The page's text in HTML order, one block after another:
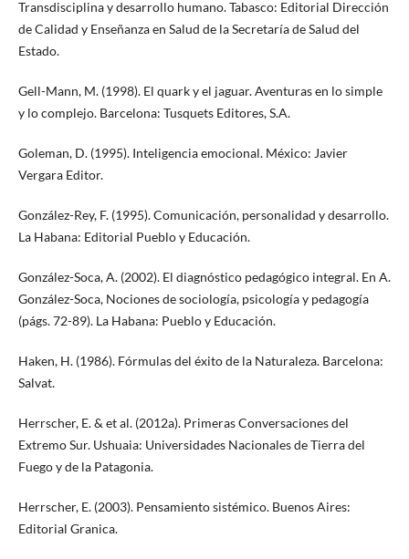
Transdisciplina y desarrollo humano. Tabasco: Editorial Dirección
de Calidad y Enseñanza en Salud de la Secretaría de Salud del
Estado.
Gell-Mann, M. (1998). El quark y el jaguar. Aventuras en lo simple
y lo complejo. Barcelona: Tusquets Editores, S.A.
Goleman, D. (1995). Inteligencia emocional. México: Javier
Vergara Editor.
González-Rey, F. (1995). Comunicación, personalidad y desarrollo.
La Habana: Editorial Pueblo y Educación.
González-Soca, A. (2002). El diagnóstico pedagógico integral. En A.
González-Soca, Nociones de sociología, psicología y pedagogía
(págs. 72-89). La Habana: Pueblo y Educación.
Haken, H. (1986). Fórmulas del éxito de la Naturaleza. Barcelona:
Salvat.
Herrscher, E. & et al. (2012a). Primeras Conversaciones del
Extremo Sur. Ushuaia: Universidades Nacionales de Tierra del
Fuego y de la Patagonia.
Herrscher, E. (2003). Pensamiento sistémico. Buenos Aires:
Editorial Granica.